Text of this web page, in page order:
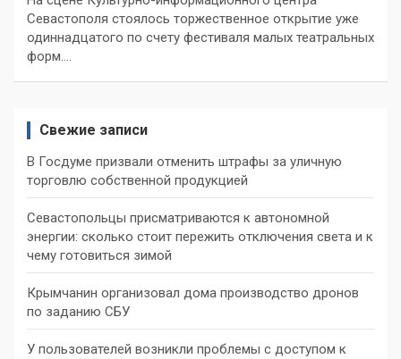
Севастополя стоялось торжественное открытие уже
одиннадцатого по счету фестиваля малых театральных
форм.…
Свежие записи
В Госдуме призвали отменить штрафы за уличную
торговлю собственной продукцией
Севастопольцы присматриваются к автономной
энергии: сколько стоит пережить отключения света и к
чему готовиться зимой
Крымчанин организовал дома производство дронов
по заданию СБУ
У пользователей возникли проблемы с доступом к